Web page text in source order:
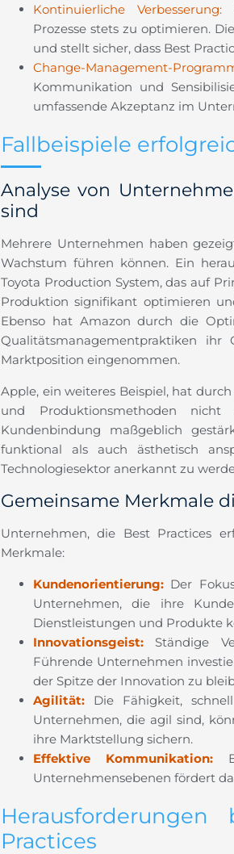
Kontinuierliche Verbesserung:
Prozesse stets zu optimieren.
und stellt sicher, dass Best
Change-Management-
Kommunikation und
umfassende Akzeptanz im
Fallbeispiele
Analyse von
sind
Mehrere Unternehmen haben
Wachstum führen können. Ein
Toyota Production System, das auf
Produktion signifikant optimieren
Ebenso hat Amazon durch die
Qualitätsmanagementpraktiken
Marktposition eingenommen.
Apple, ein weiteres Beispiel, hat
und Produktionsmethoden
Kundenbindung maßgeblich
funktional als auch ästhetisch
Technologiesektor anerkannt zu
Gemeinsame Merkmale
Unternehmen, die Best Practices
Merkmale:
Kundenorientierung:Der
Unternehmen, die ihre
Dienstleistungen und Produkte
Innovationsgeist:Ständige
Führende Unternehmen
der Spitze der Innovation zu
Agilität:Die Fähigkeit,
Unternehmen, die agil sind,
ihre Marktstellung sichern.
Effektive Kommunikation:
Unternehmensebenen fördert
Practices